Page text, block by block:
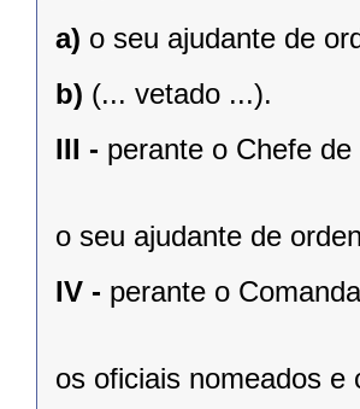
a) o seu ajudante de
b) (... vetado ...).
III - perante o Chefe de
o seu ajudante de
IV - perante o
os oficiais nomeados e